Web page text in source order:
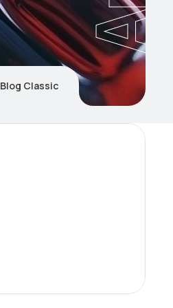
Blog Classic